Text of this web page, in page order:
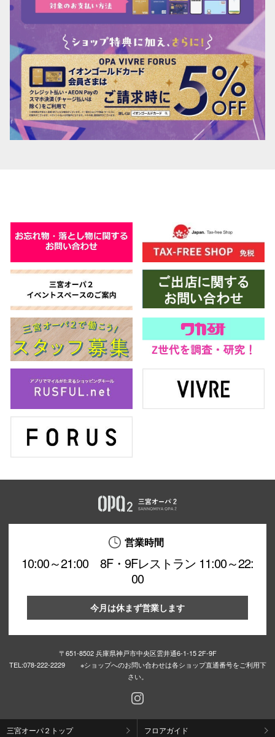
営業時間
10:00～21:00 8F・9Fレストラン 11:00～22:
00
今月は休まず営業します
〒651-8502 兵庫県神戸市中央区雲井通6-1-15 2F-9F
TEL:078-222-2229 ※ショップへのお問い合わせは各ショップ直通番号をご利用下
さい。
三宮オーパ２トップ フロアガイド